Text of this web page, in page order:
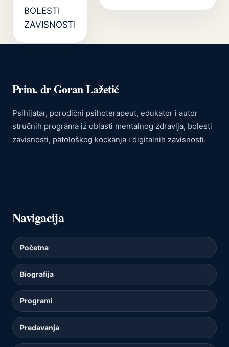
BOLESTI
ZAVISNOSTI
Prim. dr Goran Lažetić
Psihijatar, porodični psihoterapeut, edukator i autor
stručnih programa iz oblasti mentalnog zdravlja, bolesti
zavisnosti, patološkog kockanja i digitalnih zavisnosti.
Navigacija
Početna
Biografija
Programi
Predavanja